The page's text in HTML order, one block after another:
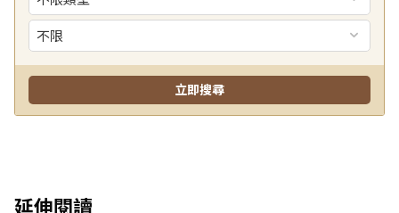
延伸閱讀